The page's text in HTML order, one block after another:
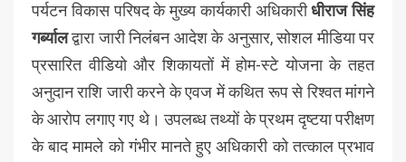
पर्यटन विकास परिषद के मुख्य कार्यकारी अधिकारीधीराज सिंह
गर्ब्यालद्वारा जारी निलंबन आदेश के अनुसार, सोशल मीडिया पर
प्रसारित वीडियो और शिकायतों में होम-स्टे योजना के तहत
अनुदान राशि जारी करने के एवज में कथित रूप से रिश्वत मांगने
के आरोप लगाए गए थे। उपलब्ध तथ्यों के प्रथम दृष्टया परीक्षण
के बाद मामले को गंभीर मानते हुए अधिकारी को तत्काल प्रभाव